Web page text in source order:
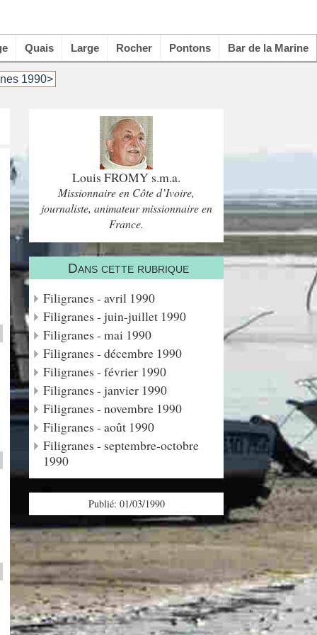
Quais Large Rocher Pontons Bar de la Marine
1990>
Louis FROMY s.m.a.
Missionnaire en Côte d’Ivoire,
journaliste, animateur missionnaire en
France.
Dans cette rubrique
Filigranes - avril 1990
Filigranes - juin-juillet 1990
Filigranes - mai 1990
Filigranes - décembre 1990
Filigranes - février 1990
Filigranes - janvier 1990
Filigranes - novembre 1990
Filigranes - août 1990
Filigranes - septembre-octobre
1990
Publié: 01/03/1990